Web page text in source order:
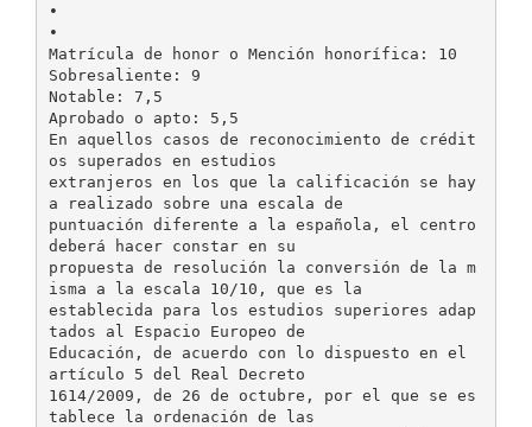
•
•
Matrícula de honor o Mención honorífica: 10
Sobresaliente: 9
Notable: 7,5
Aprobado o apto: 5,5
En aquellos casos de reconocimiento de crédit
os superados en estudios
extranjeros en los que la calificación se hay
a realizado sobre una escala de
puntuación diferente a la española, el centro
deberá hacer constar en su
propuesta de resolución la conversión de la m
isma a la escala 10/10, que es la
establecida para los estudios superiores adap
tados al Espacio Europeo de
Educación, de acuerdo con lo dispuesto en el
artículo 5 del Real Decreto
1614/2009, de 26 de octubre, por el que se es
tablece la ordenación de las